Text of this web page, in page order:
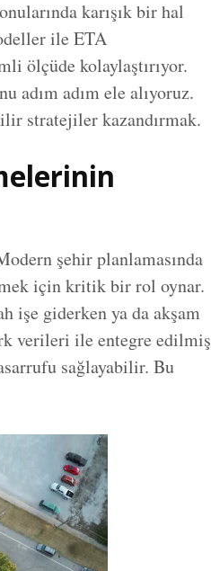
karışık bir hal
ile ETA
ölçüde kolaylaştırıyor.
adım adım ele alıyoruz.
stratejiler kazandırmak.
şehir planlamasında
için kritik bir rol oynar.
işe giderken ya da akşam
verileri ile entegre edilmiş
sağlayabilir. Bu